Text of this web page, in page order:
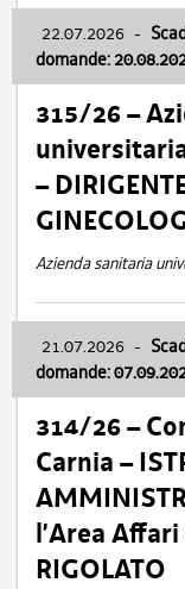
22.07.2026 -
domande:
315/26 –
–
Azienda sanitaria
21.07.2026 -
domande:
314/26 –
Carnia –
l’Area
RIGOLATO